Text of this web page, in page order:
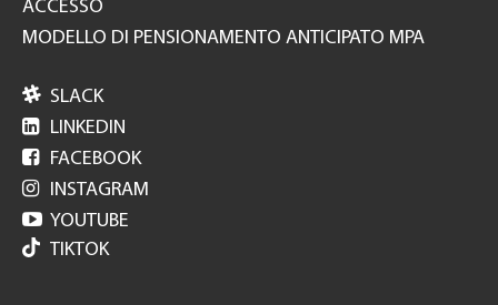
ACCESSO
MODELLO DI PENSIONAMENTO ANTICIPATO MPA
 SLACK
 LINKEDIN
 FACEBOOK
 INSTAGRAM
 YOUTUBE
TIKTOK